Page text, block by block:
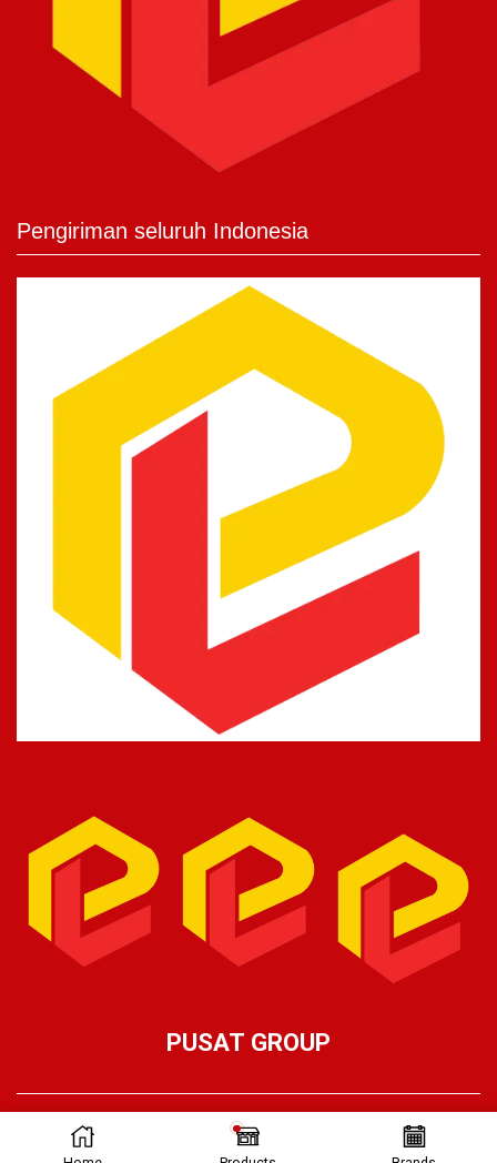
Pengiriman seluruh Indonesia
PUSAT GROUP
Ⓒ Pusat Lifting 2026 – Part of Pusat Group